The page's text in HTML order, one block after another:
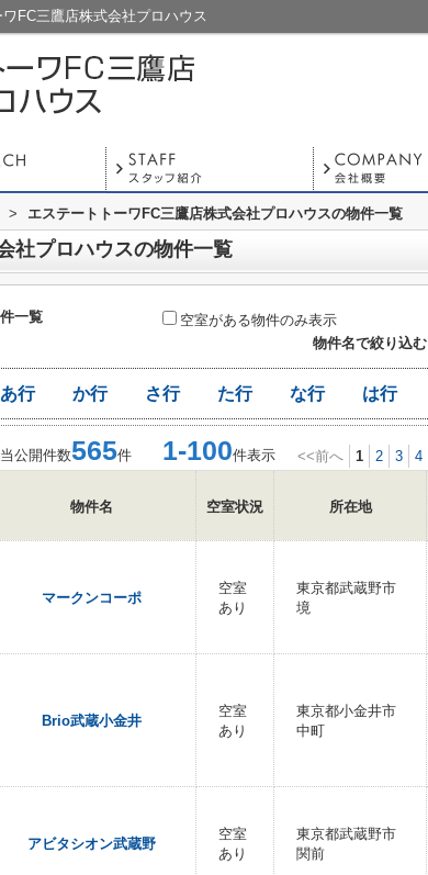
FC三鷹店株式会社プロハウス
> エステートトーワFC三鷹店株式会社プロハウスの物件一覧
社プロハウスの物件一覧
一覧
空室がある物件のみ表示
物件名で絞り込む
あ行 か行 さ行 た行 な行 は行
公開件数565件 1-100件表示 <<前へ 1 2 3 4
物件名 空室状況 所在地
マークンコーポ
空室
あり
東京都武蔵野市
境
Brio武蔵小金井
空室
あり
東京都小金井市
中町
アビタシオン武蔵野
空室
あり
東京都武蔵野市
関前